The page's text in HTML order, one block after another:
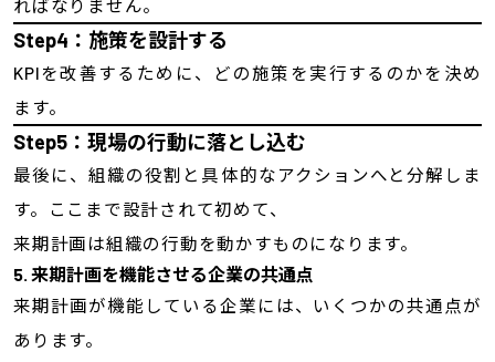
ればなりません。
Step4 ：施策を設計する
KPIを改善するために、どの施策を実行するのかを決め
ます。
Step5：現場の行動に落とし込む
最後に、組織の役割と具体的なアクションへと分解しま
す。ここまで設計されて初めて、
来期計画は組織の行動を動かすものになります。
5. 来期計画を機能させる企業の共通点
来期計画が機能している企業には、いくつかの共通点が
あります。